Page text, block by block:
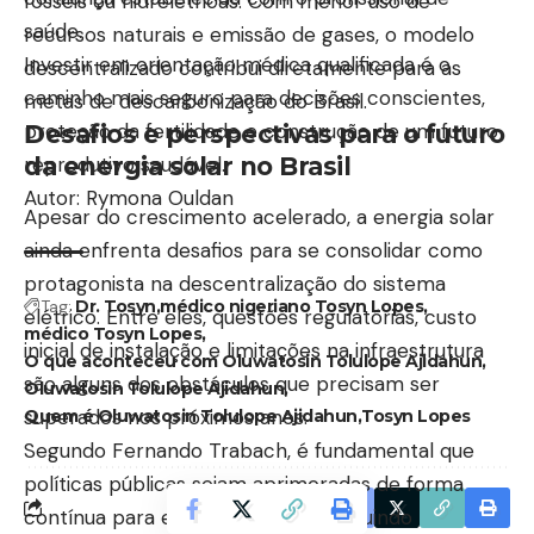
saúde.
Investir em orientação médica qualificada é o
caminho mais seguro para decisões conscientes,
proteção da fertilidade e construção de um futuro
reprodutivo saudável.
Autor: Rymona Ouldan
Tag: Dr. Tosyn médico nigeriano Tosyn Lopes
médico Tosyn Lopes
O que aconteceu com Oluwatosin Tolulope Ajidahun
Oluwatosin Tolulope Ajidahun
Quem é Oluwatosin Tolulope Ajidahun Tosyn Lopes
Facebook
recursos naturais e emissão de gases, o modelo
descentralizado contribui diretamente para as
metas de descarbonização do Brasil.
Desafios e perspectivas para o futuro
da energia solar no Brasil
Apesar do crescimento acelerado, a energia solar
ainda enfrenta desafios para se consolidar como
protagonista na descentralização do sistema
elétrico. Entre eles, questões regulatórias, custo
inicial de instalação e limitações na infraestrutura
são alguns dos obstáculos que precisam ser
superados nos próximos anos.
Segundo Fernando Trabach, é fundamental que
políticas públicas sejam aprimoradas de forma
contínua para estimular o setor, incluindo